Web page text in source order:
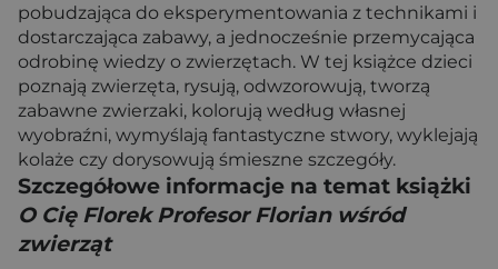
pobudzająca do eksperymentowania z technikami i
dostarczająca zabawy, a jednocześnie przemycająca
odrobinę wiedzy o zwierzętach. W tej książce dzieci
poznają zwierzęta, rysują, odwzorowują, tworzą
zabawne zwierzaki, kolorują według własnej
wyobraźni, wymyślają fantastyczne stwory, wyklejają
kolaże czy dorysowują śmieszne szczegóły.
Szczegółowe informacje na temat książki
O Cię Florek Profesor Florian wśród
zwierząt